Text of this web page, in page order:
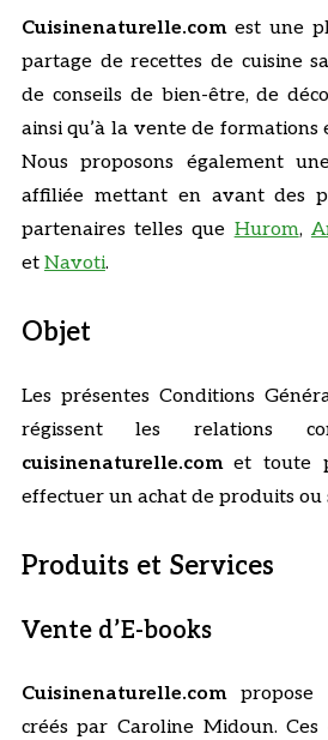
Cuisinenaturelle.comest une
partage de recettes de cuisine
de conseils de bien-être, de
ainsi qu’à la vente de formations
Nous proposons également
affiliée mettant en avant des
partenaires telles que Hurom,
et Navoti.
Objet
Les présentes Conditions
régissent les relations
cuisinenaturelle.comet toute
effectuer un achat de produits ou
Produits et Services
Vente d’E-books
Cuisinenaturelle.compropose
créés par Caroline Midoun. Ces